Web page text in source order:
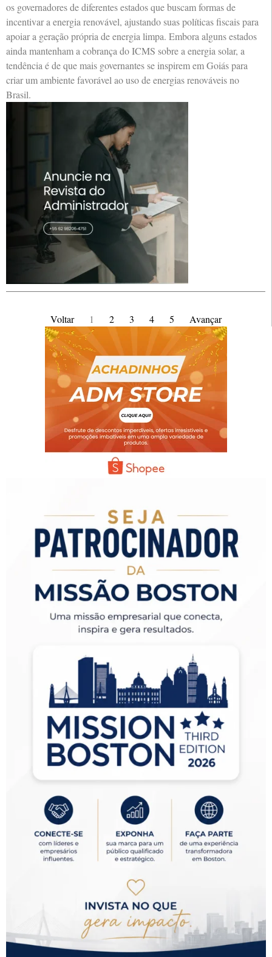
os governadores de diferentes estados que buscam formas de
incentivar a energia renovável, ajustando suas políticas fiscais para
apoiar a geração própria de energia limpa. Embora alguns estados
ainda mantenham a cobrança do ICMS sobre a energia solar, a
tendência é de que mais governantes se inspirem em Goiás para
criar um ambiente favorável ao uso de energias renováveis no
Brasil.
Voltar 1 2 3 4 5 Avançar